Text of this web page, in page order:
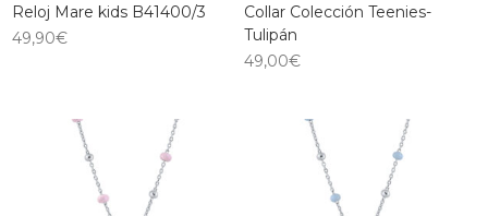
Reloj Mare kids B41400/3
49,90€
Collar Colección Teenies-
Tulipán
49,00€